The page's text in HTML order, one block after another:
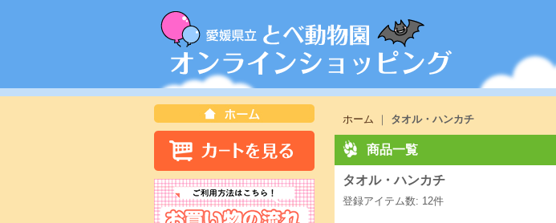
ホーム ｜ タオル・ハンカチ
商品一覧
タオル・ハンカチ
登録アイテム数: 12件